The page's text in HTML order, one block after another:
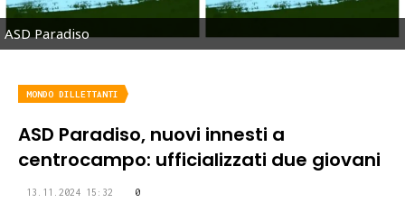
ASD Paradiso
MONDO DILLETTANTI
ASD Paradiso, nuovi innesti a
centrocampo: ufficializzati due giovani
13.11.2024 15:32 0